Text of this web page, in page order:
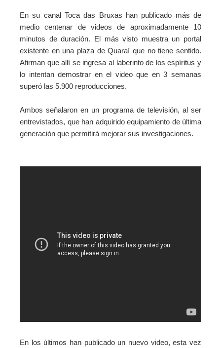
En su canal Toca das Bruxas han publicado más de
medio centenar de videos de aproximadamente 10
minutos de duración. El más visto muestra un portal
existente en una plaza de Quaraí que no tiene sentido.
Afirman que allí se ingresa al laberinto de los espíritus y
lo intentan demostrar en el video que en 3 semanas
superó las 5.900 reproducciones.
Ambos señalaron en un programa de televisión, al ser
entrevistados, que han adquirido equipamiento de última
generación que permitirá mejorar sus investigaciones.
En los últimos han publicado un nuevo video, esta vez